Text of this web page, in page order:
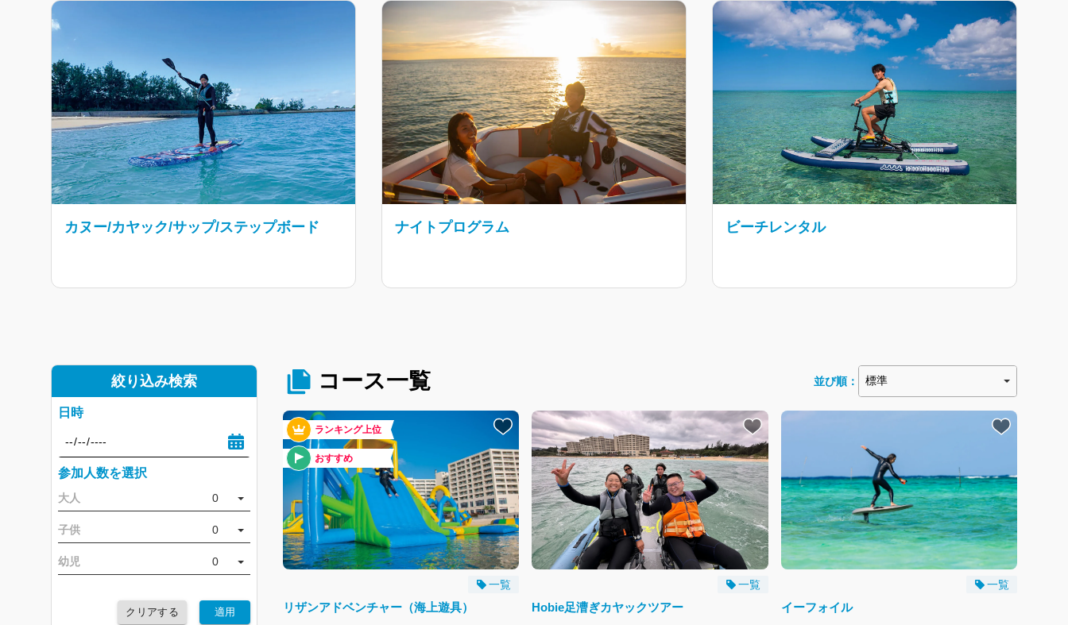
カヌー/カヤック/サップ/ステップボード ナイトプログラム ビーチレンタル
絞り込み検索
日時
参加人数を選択
大人 0
子供 0
幼児 0
クリアする 適用
コース一覧 並び順：
ランキング上位
おすすめ
一覧
リザンアドベンチャー（海上遊具）
一覧
Hobie足漕ぎカヤックツアー
一覧
イーフォイル